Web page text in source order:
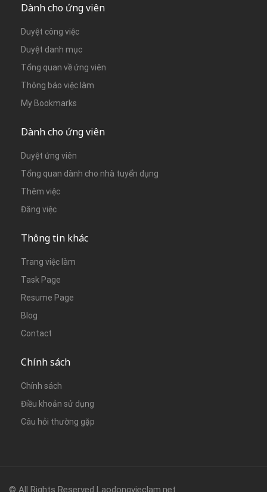
Dành cho ứng viên
Duyệt công việc
Duyệt danh mục
Tổng quan về ứng viên
Thông báo việc làm
My Bookmarks
Dành cho ứng viên
Duyệt ứng viên
Tổng quan dành cho nhà tuyển dụng
Thêm việc
Đăng việc
Thông tin khác
Trang việc làm
Task Page
Resume Page
Blog
Contact
Chính sách
Chính sách
Điều khoản sử dụng
Câu hỏi thường gặp
© All Rights Reserved Laodongvieclam.net